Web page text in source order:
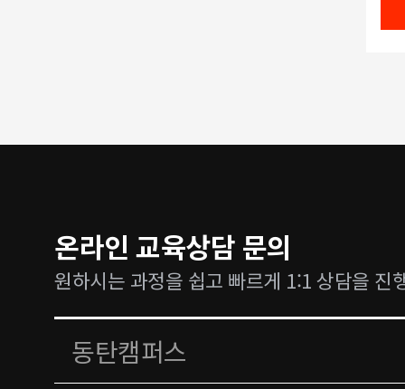
온라인 교육상담 문의
원하시는 과정을 쉽고 빠르게 1:1 상담을 진